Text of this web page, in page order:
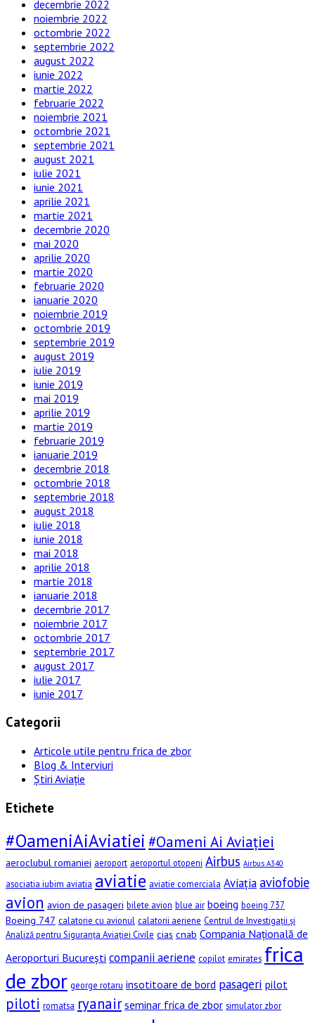
decembrie 2022
noiembrie 2022
octombrie 2022
septembrie 2022
august 2022
iunie 2022
martie 2022
februarie 2022
noiembrie 2021
octombrie 2021
septembrie 2021
august 2021
iulie 2021
iunie 2021
aprilie 2021
martie 2021
decembrie 2020
mai 2020
aprilie 2020
martie 2020
februarie 2020
ianuarie 2020
noiembrie 2019
octombrie 2019
septembrie 2019
august 2019
iulie 2019
iunie 2019
mai 2019
aprilie 2019
martie 2019
februarie 2019
ianuarie 2019
decembrie 2018
octombrie 2018
septembrie 2018
august 2018
iulie 2018
iunie 2018
mai 2018
aprilie 2018
martie 2018
ianuarie 2018
decembrie 2017
noiembrie 2017
octombrie 2017
septembrie 2017
august 2017
iulie 2017
iunie 2017
Categorii
Articole utile pentru frica de zbor
Blog & Interviuri
Știri Aviație
Etichete
#OameniAiAviatiei #Oameni Ai Aviației
aeroclubul romaniei aeroport aeroportul otopeni Airbus Airbus A340
asociatia iubim aviatia aviatie aviatie comerciala Aviația aviofobie
avion avion de pasageri bilete avion blue air boeing boeing 737
Boeing 747 calatorie cu avionul calatorii aeriene Centrul de Investigații și
Analiză pentru Siguranța Aviației Civile cias cnab Compania Națională de
Aeroporturi București companii aeriene copilot emirates frica
de zbor george rotaru insotitoare de bord pasageri pilot
piloti romatsa ryanair seminar frica de zbor simulator zbor